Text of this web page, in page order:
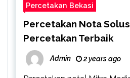
Percetakan Bekasi
Percetakan Nota
Percetakan Terbaik
Admin 2 years ago